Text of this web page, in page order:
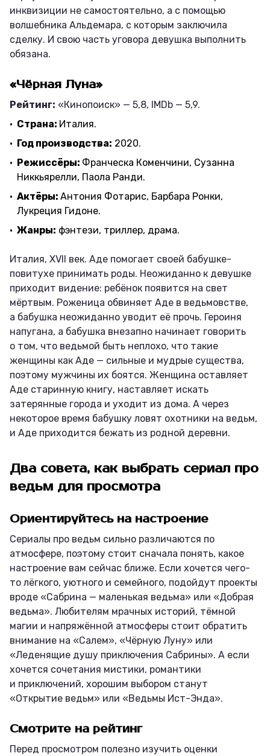
инквизиции не самостоятельно, а с помощью
волшебника Альдемара, с которым заключила
сделку. И свою часть уговора девушка выполнить
обязана.
«Чёрная Луна»
Рейтинг: «Кинопоиск» — 5,8, IMDb — 5,9.
Страна: Италия.
Год производства: 2020.
Режиссёры: Франческа Коменчини, Сузанна
Никкьярелли, Паола Ранди.
Актёры: Антония Фотарис, Барбара Ронки,
Лукреция Гидоне.
Жанры: фэнтези, триллер, драма.
Италия, XVII век. Аде помогает своей бабушке-
повитухе принимать роды. Неожиданно к девушке
приходит видение: ребёнок появится на свет
мёртвым. Роженица обвиняет Аде в ведьмовстве,
а бабушка неожиданно уводит её прочь. Героиня
напугана, а бабушка внезапно начинает говорить
о том, что ведьмой быть неплохо, что такие
женщины как Аде — сильные и мудрые существа,
поэтому мужчины их боятся. Женщина оставляет
Аде старинную книгу, наставляет искать
затерянные города и уходит из дома. А через
некоторое время бабушку ловят охотники на ведьм,
и Аде приходится бежать из родной деревни.
Два совета, как выбрать сериал про
ведьм для просмотра
Ориентируйтесь на настроение
Сериалы про ведьм сильно различаются по
атмосфере, поэтому стоит сначала понять, какое
настроение вам сейчас ближе. Если хочется чего-
то лёгкого, уютного и семейного, подойдут проекты
вроде «Сабрина — маленькая ведьма» или «Добрая
ведьма». Любителям мрачных историй, тёмной
магии и напряжённой атмосферы стоит обратить
внимание на «Салем», «Чёрную Луну» или
«Леденящие душу приключения Сабрины». А если
хочется сочетания мистики, романтики
и приключений, хорошим выбором станут
«Открытие ведьм» или «Ведьмы Ист-Энда».
Смотрите на рейтинг
Перед просмотром полезно изучить оценки